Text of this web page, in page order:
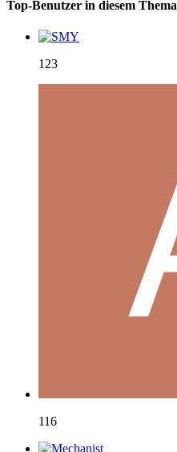
Top-Benutzer in diesem Thema
123
116